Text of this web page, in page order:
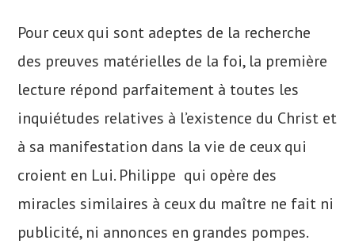
Pour ceux qui sont adeptes de la recherche
des preuves matérielles de la foi, la première
lecture répond parfaitement à toutes les
inquiétudes relatives à l’existence du Christ et
à sa manifestation dans la vie de ceux qui
croient en Lui. Philippe qui opère des
miracles similaires à ceux du maître ne fait ni
publicité, ni annonces en grandes pompes.